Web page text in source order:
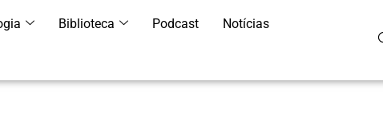
Biblioteca Podcast Notícias